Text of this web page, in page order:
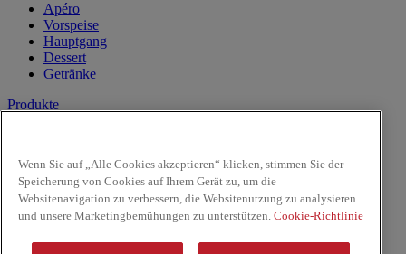
Apéro
Vorspeise
Hauptgang
Dessert
Getränke
Produkte
Reis & Nudeln
Kochsaucen
Saucen
Youtube
Wenn Sie auf „Alle Cookies akzeptieren“ klicken, stimmen Sie der
Speicherung von Cookies auf Ihrem Gerät zu, um die
Websitenavigation zu verbessern, die Websitenutzung zu analysieren
und unsere Marketingbemühungen zu unterstützen. Cookie-Richtlinie